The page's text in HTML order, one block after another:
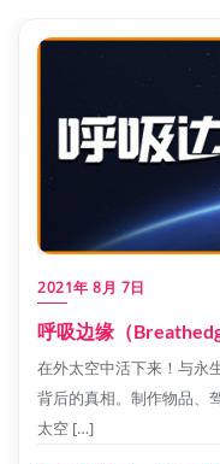
2021年 8月 7日
呼吸边缘（
在外太空中活下来！与永
背后的真相。制作物品、
太空 […]